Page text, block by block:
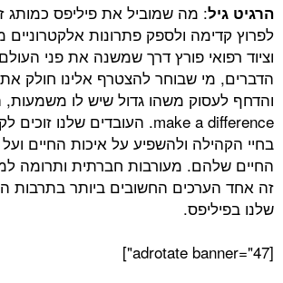
: מה שמוביל את פיליפס כמותג זה הדחף
ולספק פתרונות אלקטרוניים מתקדמים
פורץ דרך שמשנה את פני העולם. מטבע
שבוחר להצטרף אלינו חולק את התשוקה
והדחף לעסוק משהו גדול שיש לו משמעות, הדחף to
make a difference. העובדים שלנו זוכים לקחת חלק
ולהשפיע על איכות החיים ועל תוחלת
מעורבות חברתית ותרומה למען הקהילה
החשובים ביותר בתרבות הארגונית